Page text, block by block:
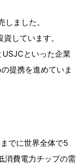
ました。
しています。
といった企業
提携を進めていま
でに世界全体で5
消費電力チップの需